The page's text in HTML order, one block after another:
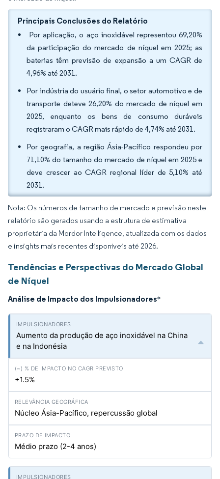
Principais Conclusões do Relatório
Por aplicação, o aço inoxidável representou 69,20%
da participação do mercado de níquel em 2025; as
baterias têm previsão de expansão a um CAGR de
4,96% até 2031.
Por indústria do usuário final, o setor automotivo e de
transporte deteve 26,20% do mercado de níquel em
2025, enquanto os bens de consumo duráveis
registraram o CAGR mais rápido de 4,74% até 2031.
Por geografia, a região Ásia-Pacífico respondeu por
71,10% do tamanho do mercado de níquel em 2025 e
deve crescer ao CAGR regional líder de 5,10% até
2031.
Nota: Os números de tamanho de mercado e previsão neste
relatório são gerados usando a estrutura de estimativa
proprietária da Mordor Intelligence, atualizada com os dados
e insights mais recentes disponíveis até 2026.
Tendências e Perspectivas do Mercado Global
de Níquel
Análise de Impacto dos Impulsionadores*
Aumento da produção de aço inoxidável na China
e na Indonésia
+1.5%
Núcleo Ásia-Pacífico, repercussão global
Médio prazo (2-4 anos)